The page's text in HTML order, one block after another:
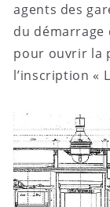
agents des
du démarrage
pour ouvrir la
l’inscription «